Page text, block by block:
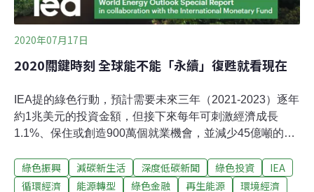
2020年07月17日
2020關鍵時刻 全球能不能「永續」復甦就看現在
IEA提的綠色行動，預計需要未來三年（2021-2023）逐年
約1兆美元的投資金額，但接下來每年可刺激經濟成長
1.1%、保住或創造900萬個就業機會，並減少45億噸的碳
萎縮6%、奪走3億個工作機會，窘境堪可與2008年的金融
海嘯相比。回想當初經濟危機過後，各國政府全力拚經
綠色振興 減碳新生活 深度低碳新聞 綠色投資
IEA
循環經濟
能源轉型 綠色金融 再生能源 環境經濟